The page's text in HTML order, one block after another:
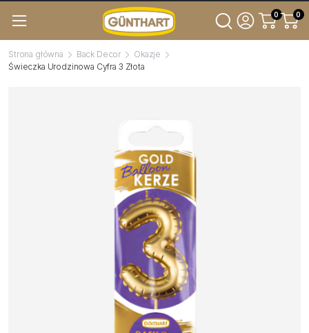
0 0
Strona główna Back Decor
Okazje
Świeczka Urodzinowa Cyfra 3 Złota